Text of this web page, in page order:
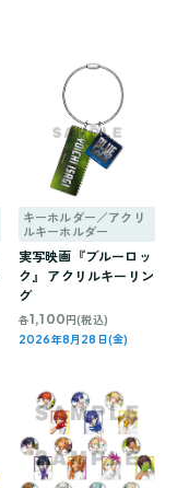
キーホルダー／アクリ
ルキーホルダー
実写映画『ブルーロッ
ク』 アクリルキーリン
グ
各1,100円(税込)
2026年8月28日(金)